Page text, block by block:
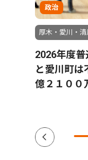
政治
厚木・愛川・清
2026年度
と愛川町は
億２１００